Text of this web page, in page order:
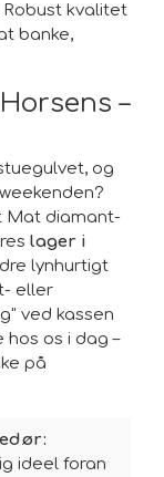
Robust kvalitet
banke,
–
og
Mat diamant-
lager i
lynhurtigt
eller
ved kassen
os i dag –
på
ideel foran